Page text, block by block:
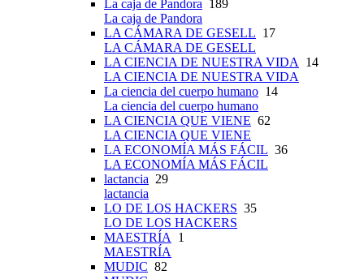
La caja de Pandora 189
La caja de Pandora
LA CÁMARA DE GESELL 17
LA CÁMARA DE GESELL
LA CIENCIA DE NUESTRA VIDA 14
LA CIENCIA DE NUESTRA VIDA
La ciencia del cuerpo humano 14
La ciencia del cuerpo humano
LA CIENCIA QUE VIENE 62
LA CIENCIA QUE VIENE
LA ECONOMÍA MÁS FÁCIL 36
LA ECONOMÍA MÁS FÁCIL
lactancia 29
lactancia
LO DE LOS HACKERS 35
LO DE LOS HACKERS
MAESTRÍA 1
MAESTRÍA
MUDIC 82